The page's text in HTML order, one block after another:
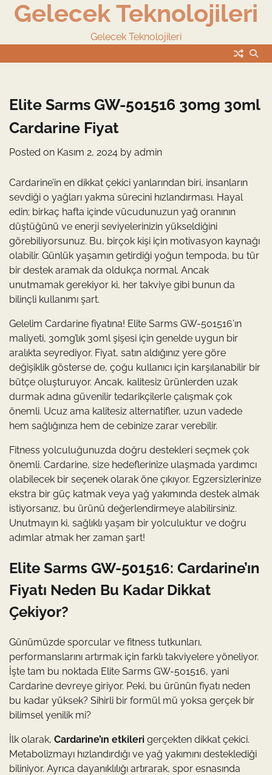
SkipGelecek Teknolojileri
Gelecek Teknolojileri
Elite Sarms GW-501516 30mg 30ml
Cardarine Fiyat
Posted on Kasım 2, 2024 by admin
Cardarine’in en dikkat çekici yanlarından biri, insanların
sevdiği o yağları yakma sürecini hızlandırması. Hayal
edin; birkaç hafta içinde vücudunuzun yağ oranının
düştüğünü ve enerji seviyelerinizin yükseldiğini
görebiliyorsunuz. Bu, birçok kişi için motivasyon kaynağı
olabilir. Günlük yaşamın getirdiği yoğun tempoda, bu tür
bir destek aramak da oldukça normal. Ancak
unutmamak gerekiyor ki, her takviye gibi bunun da
bilinçli kullanımı şart.
Gelelim Cardarine fiyatına! Elite Sarms GW-501516’ın
maliyeti, 30mg’lık 30ml şişesi için genelde uygun bir
aralıkta seyrediyor. Fiyat, satın aldığınız yere göre
değişiklik gösterse de, çoğu kullanıcı için karşılanabilir bir
bütçe oluşturuyor. Ancak, kalitesiz ürünlerden uzak
durmak adına güvenilir tedarikçilerle çalışmak çok
önemli. Ucuz ama kalitesiz alternatifler, uzun vadede
hem sağlığınıza hem de cebinize zarar verebilir.
Fitness yolculuğunuzda doğru destekleri seçmek çok
önemli. Cardarine, size hedeflerinize ulaşmada yardımcı
olabilecek bir seçenek olarak öne çıkıyor. Egzersizlerinize
ekstra bir güç katmak veya yağ yakımında destek almak
istiyorsanız, bu ürünü değerlendirmeye alabilirsiniz.
Unutmayın ki, sağlıklı yaşam bir yolculuktur ve doğru
adımlar atmak her zaman şart!
Elite Sarms GW-501516: Cardarine’ın
Fiyatı Neden Bu Kadar Dikkat
Çekiyor?
Günümüzde sporcular ve fitness tutkunları,
performanslarını artırmak için farklı takviyelere yöneliyor.
İşte tam bu noktada Elite Sarms GW-501516, yani
Cardarine devreye giriyor. Peki, bu ürünün fiyatı neden
bu kadar yüksek? Sihirli bir formül mü yoksa gerçek bir
bilimsel yenilik mi?
İlk olarak, Cardarine’ın etkileri gerçekten dikkat çekici.
Metabolizmayı hızlandırdığı ve yağ yakımını desteklediği
biliniyor. Ayrıca dayanıklılığı artırarak, spor esnasında